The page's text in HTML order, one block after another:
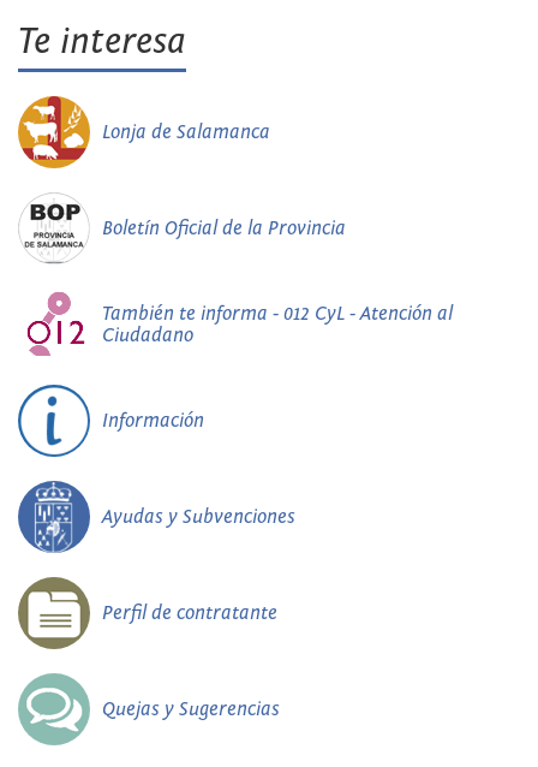
Te interesa
Lonja de Salamanca
Boletín Oficial de la Provincia
También te informa - 012 CyL - Atención al
Ciudadano
Información
Ayudas y Subvenciones
Perfil de contratante
Quejas y Sugerencias